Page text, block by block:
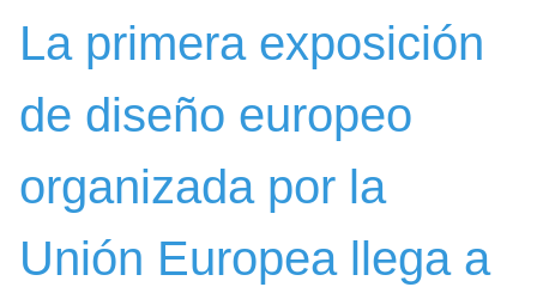
La primera exposición
de diseño europeo
organizada por la
Unión Europea llega a